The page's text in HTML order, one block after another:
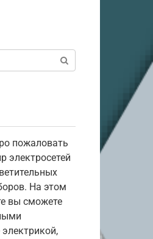
пожаловать
электросетей
На этом
вы сможете